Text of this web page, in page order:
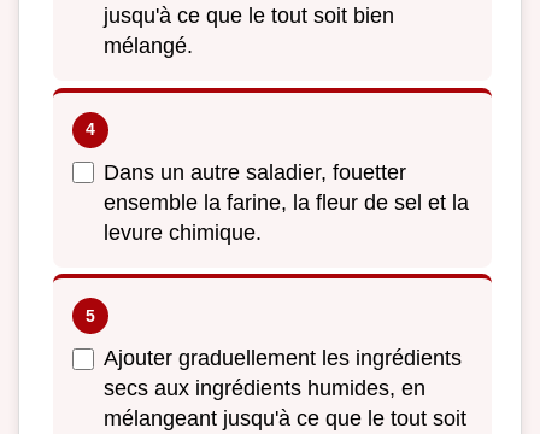
jusqu'à ce que le tout soit bien
mélangé.
Dans un autre saladier, fouetter
ensemble la farine, la fleur de sel et la
levure chimique.
Ajouter graduellement les ingrédients
secs aux ingrédients humides, en
mélangeant jusqu'à ce que le tout soit